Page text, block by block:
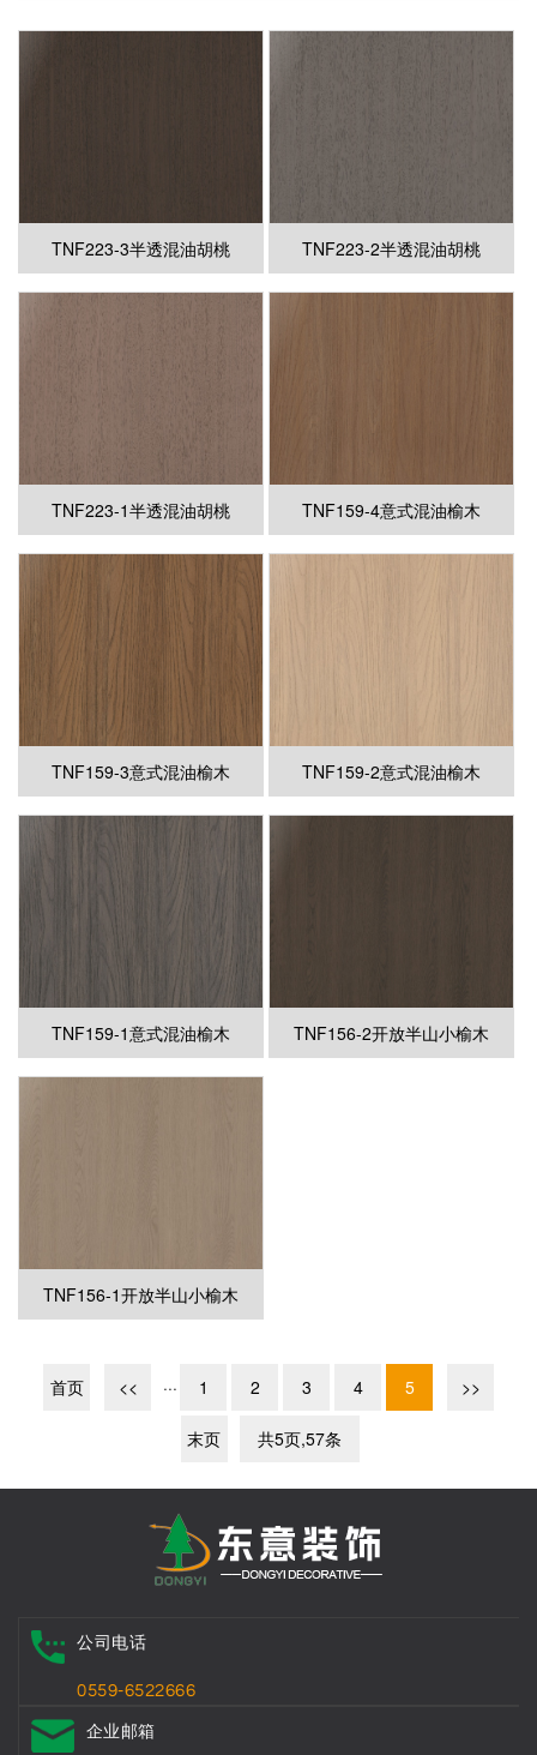
TNF223-3半透混油胡桃 TNF223-2半透混油胡桃
TNF223-1半透混油胡桃 TNF159-4意式混油榆木
TNF159-3意式混油榆木 TNF159-2意式混油榆木
TNF159-1意式混油榆木 TNF156-2开放半山小榆木
TNF156-1开放半山小榆木
首页 << ··· 1 2 3 4 5 >>
末页 共5页,57条
公司电话
0559-6522666
企业邮箱